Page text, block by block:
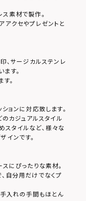
素材で製作。
アクセやプレゼントと
、サージカルステンレ
す。
。
ョンに対応致します。
のカジュアルスタイル
スタイルなど、様々な
インです。
にぴったりな素材。
自分用だけでなくプ
手入れの手間もほとん